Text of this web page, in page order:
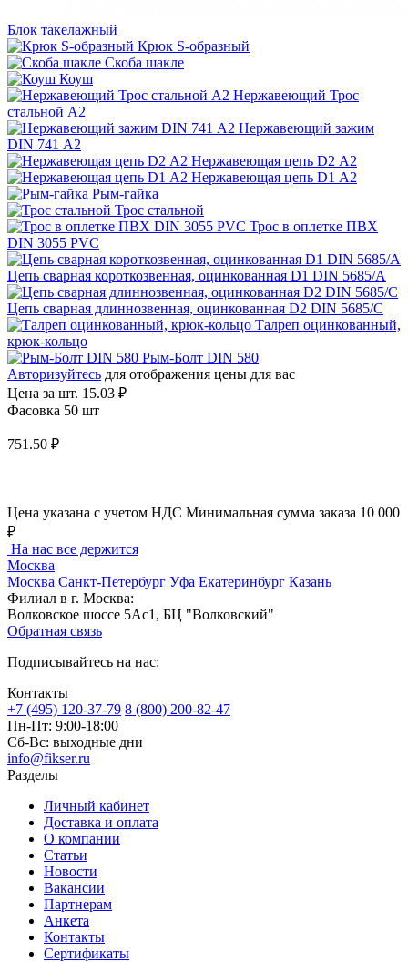
Блок такелажный
Крюк S-образный
Скоба шакле
Коуш
Нержавеющий Трос
стальной A2
Нержавеющий зажим
DIN 741 A2
Нержавеющая цепь D2 A2
Нержавеющая цепь D1 A2
Рым-гайка
Трос стальной
Трос в оплетке ПВХ
DIN 3055 PVC
Цепь сварная короткозвенная, оцинкованная D1 DIN 5685/A
Цепь сварная длиннозвенная, оцинкованная D2 DIN 5685/C
Талреп оцинкованный,
крюк-кольцо
Рым-Болт DIN 580
Авторизуйтесь для отображения цены для вас
Цена за шт. 15.03 ₽
Фасовка 50 шт
751.50 ₽
Цена указана с учетом НДС Минимальная сумма заказа 10 000
₽
На нас все держится
Москва
Москва Санкт-Петербург Уфа Екатеринбург Казань
Филиал в г. Москва:
Волковское шоссе 5Ас1, БЦ "Волковский"
Обратная связь
Подписывайтесь на нас:
Контакты
+7 (495) 120-37-79 8 (800) 200-82-47
Пн-Пт: 9:00-18:00
Сб-Вс: выходные дни
info@fikser.ru
Разделы
Личный кабинет
Доставка и оплата
О компании
Статьи
Новости
Вакансии
Партнерам
Анкета
Контакты
Сертификаты